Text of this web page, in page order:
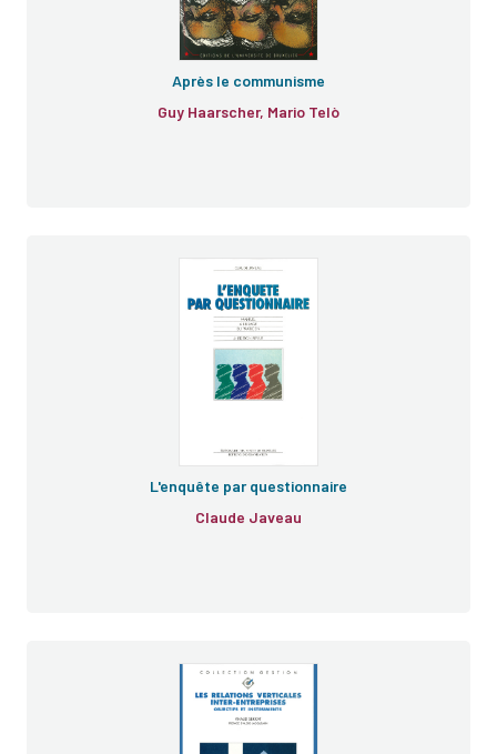
Après le communisme
Guy Haarscher, Mario Telò
L'enquête par questionnaire
Claude Javeau